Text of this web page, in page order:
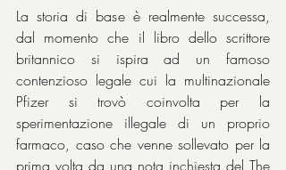
La storia di base è realmente successa,
dal momento che il libro dello scrittore
britannico si ispira ad un famoso
contenzioso legale cui la multinazionale
Pfizer si trovò coinvolta per la
sperimentazione illegale di un proprio
farmaco, caso che venne sollevato per la
prima volta da una nota inchiesta del The